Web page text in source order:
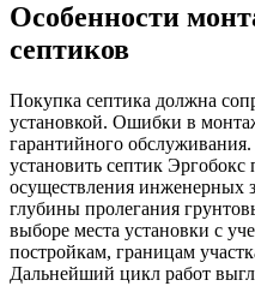
Особенности
септиков
Покупка септика должна
установкой. Ошибки в
гарантийного
установить септик
осуществления инженерных
глубины пролегания
выборе места установки с
постройкам, границам
Дальнейший цикл работ